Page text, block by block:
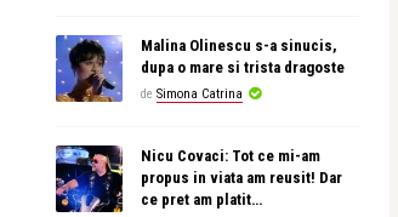
Malina Olinescu s-a sinucis,
dupa o mare si trista dragoste
de Simona Catrina
Nicu Covaci: Tot ce mi-am
propus in viata am reusit! Dar
ce pret am platit…